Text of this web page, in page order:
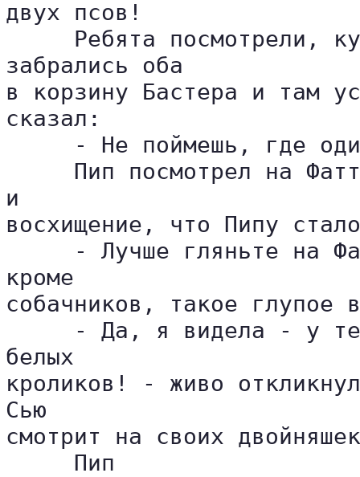
двух псов!
Ребята посмотрели,
забрались оба
в корзину Бастера и там
сказал:
- Не поймешь, где
Пип посмотрел на
и
восхищение, что Пипу
- Лучше гляньте на
кроме
собачников, такое глупое
- Да, я видела - у
белых
кроликов! - живо
Сью
смотрит на своих
     Пип